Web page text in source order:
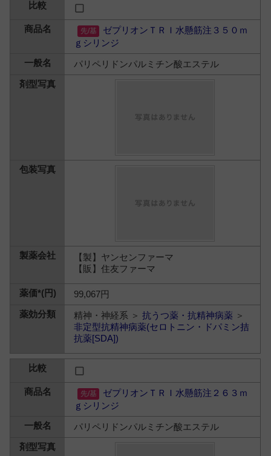
ゼプリオンＴＲＩ水懸筋注３５０ｍ
ｇシリンジ
パリペリドンパルミチン酸エステル
【製】ヤンセンファーマ
【販】住友ファーマ
99,067円
精神・神経系 ＞抗うつ薬・抗精神病薬 ＞
非定型抗精神病薬(セロトニン・ドパミン拮
抗薬[SDA])
ゼプリオンＴＲＩ水懸筋注２６３ｍ
ｇシリンジ
パリペリドンパルミチン酸エステル